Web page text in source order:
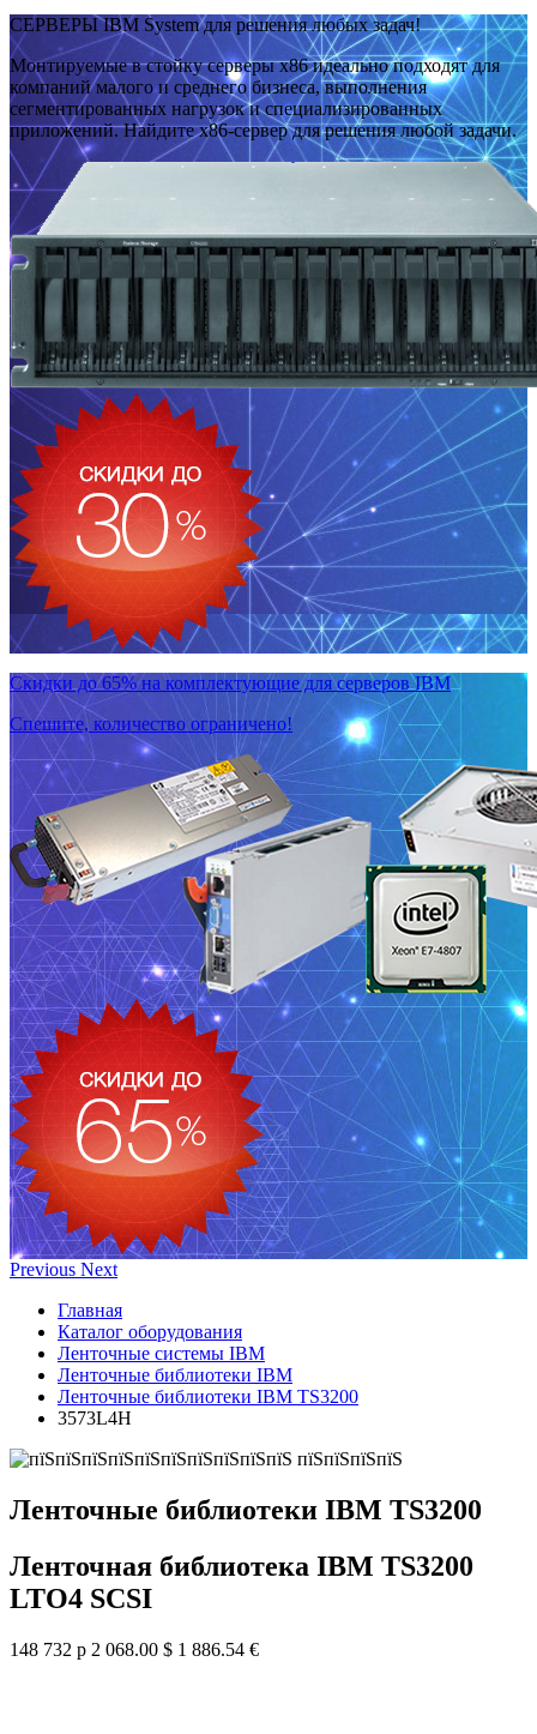
СЕРВЕРЫ IBM System для решения любых задач!
Монтируемые в стойку серверы x86 идеально подходят для
компаний малого и среднего бизнеса, выполнения
сегментированных нагрузок и специализированных
приложений. Найдите x86-сервер для решения любой задачи.
Скидки до 65% на комплектующие для серверов IBM
Спешите, количество ограничено!
Previous Next
Главная
Каталог оборудования
Ленточные системы IBM
Ленточные библиотеки IBM
Ленточные библиотеки IBM TS3200
3573L4H
Ленточные библиотеки IBM TS3200
Ленточная библиотека IBM TS3200
LTO4 SCSI
148 732 р 2 068.00 $ 1 886.54 €